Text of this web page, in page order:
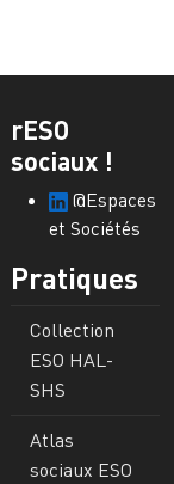
rESO
sociaux !
@Espaces
et Sociétés
Pratiques
Collection
ESO HAL-
SHS
Atlas
sociaux ESO